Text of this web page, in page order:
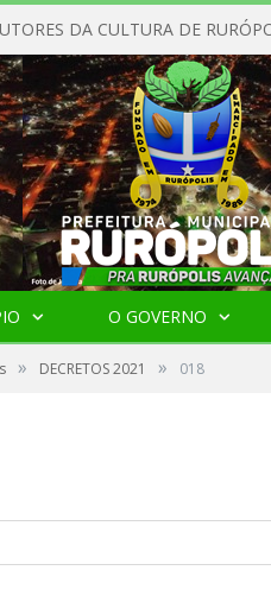
DA CULTURA DE
O GOVERNO
» DECRETOS 2021 » 018